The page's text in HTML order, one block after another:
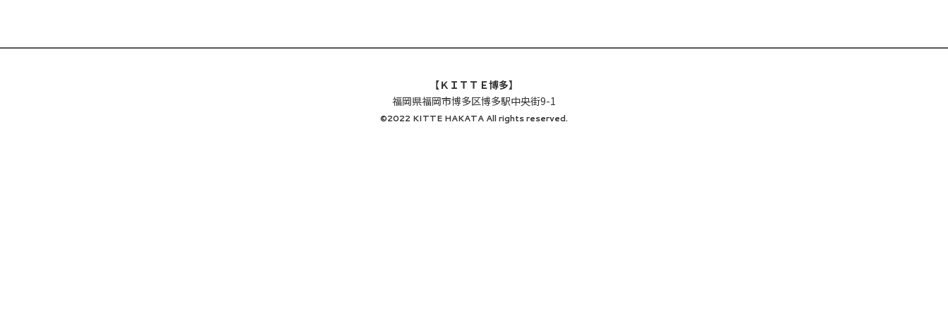
【ＫＩＴＴＥ博多】
福岡県福岡市博多区博多駅中央街9-1
©2022 KITTE HAKATA All rights reserved.